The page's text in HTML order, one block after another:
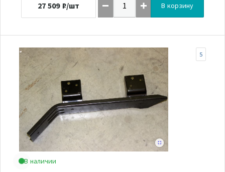
27 509 ₽/шт В корзину
В наличии
5